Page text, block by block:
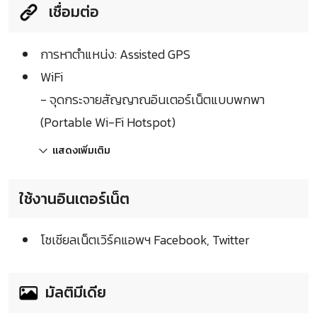
เชื่อมต่อ
การหาตำแหน่ง: Assisted GPS
WiFi
- จุดกระจายสัญญาณอินเตอร์เน็ตแบบพกพา
(Portable Wi-Fi Hotspot)
แสดงเพิ่มเติม
ใช้งานอินเตอร์เน็ต
โซเชียลเน็ตเวิร์คแอพฯ Facebook, Twitter
มัลติมีเดีย